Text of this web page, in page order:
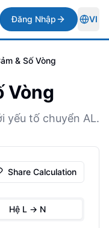
Đăng Nhập VI
& Số Vòng
Vòng
yếu tố chuyển AL.
Share Calculation
Hệ L -> N